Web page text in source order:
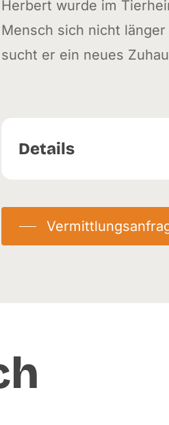
Herbert wurde im
Mensch sich nicht
sucht er ein neues
Details
Eingetroffen:
19.02.2026